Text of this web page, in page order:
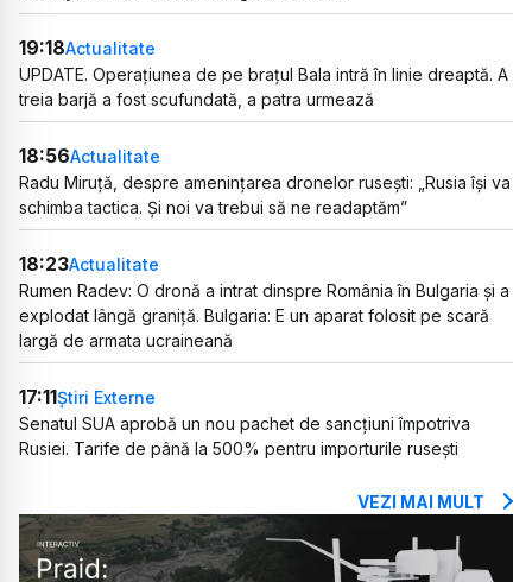
19:18Actualitate
UPDATE. Operațiunea de pe brațul Bala intră în linie dreaptă. A
treia barjă a fost scufundată, a patra urmează
18:56Actualitate
Radu Miruță, despre amenințarea dronelor rusești: „Rusia își va
schimba tactica. Și noi va trebui să ne readaptăm”
18:23Actualitate
Rumen Radev: O dronă a intrat dinspre România în Bulgaria și a
explodat lângă graniță. Bulgaria: E un aparat folosit pe scară
largă de armata ucraineană
17:11Știri Externe
Senatul SUA aprobă un nou pachet de sancțiuni împotriva
Rusiei. Tarife de până la 500% pentru importurile rusești
VEZI MAI MULT